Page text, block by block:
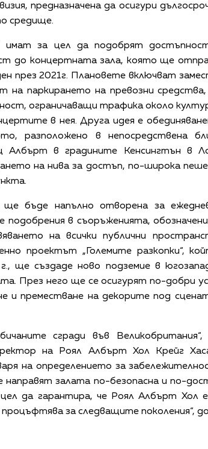
предназначена да осигури
средище.
имат за цел да подобрят
до концертната зала, която ще
през 2021г. Плановете включват
на паркирането на превозни
ограничаващи трафика около
в нея. Друга идея е
разположено в непосредствена
Албърт
в градините Кенсингтън в
на нива за достъп, по-широка
бъде напълно отворена за
в съоръженията,
на всички публични
проектът „Големите разкопки“,
ще създаде ново подземие в
През него ще се осигурят по-добри
и преместване на декорите под
сгради във Великобритания“,
на Роял Албърт Хол Крейг
на определението за
направят залата по-безопасна и по-
да гарантира, че Роял Албърт Хол
за следващите поколения“,